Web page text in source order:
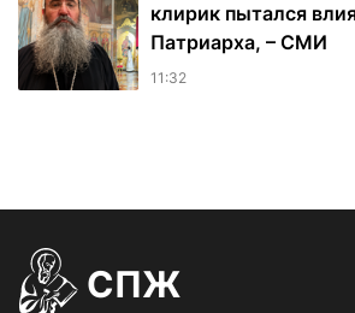
клирик пытался
Патриарха, – СМИ
11:32
СПЖ